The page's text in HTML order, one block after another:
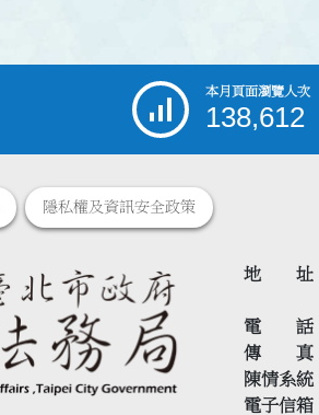
本月頁面瀏覽人次
138,612
隱私權及資訊安全政策
地 址
電 話
傳 真
陳情系統
電子信箱